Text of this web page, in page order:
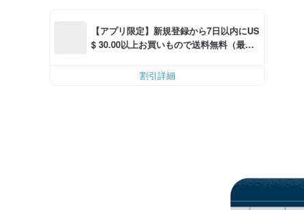
【アプリ限定】新規登録から7日以内にUS
$ 30.00以上お買いもので送料無料（最大U
割引詳細